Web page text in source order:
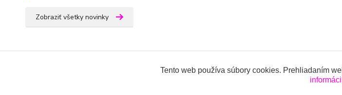
Zobraziť všetky novinky
Tento web používa súbory cookies. Prehliadaním